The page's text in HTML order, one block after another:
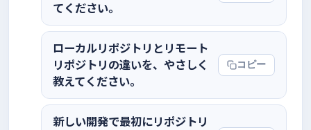
てください。
ローカルリポジトリとリモート
リポジトリの違いを、やさしく
教えてください。
コピー
新しい開発で最初にリポジトリ